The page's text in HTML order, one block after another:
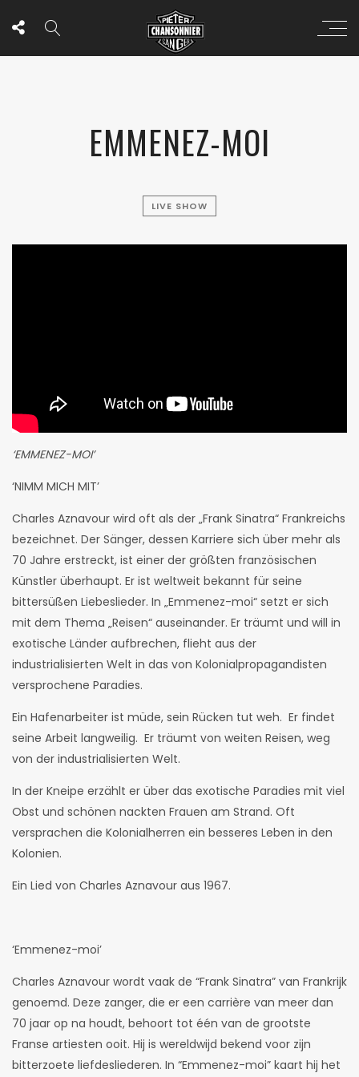
EMMENEZ-MOI
LIVE SHOW
‘EMMENEZ-MOI’
‘NIMM MICH MIT’
Charles Aznavour wird oft als der „Frank Sinatra“ Frankreichs
bezeichnet. Der Sänger, dessen Karriere sich über mehr als
70 Jahre erstreckt, ist einer der größten französischen
Künstler überhaupt. Er ist weltweit bekannt für seine
bittersüßen Liebeslieder. In „Emmenez-moi“ setzt er sich
mit dem Thema „Reisen“ auseinander. Er träumt und will in
exotische Länder aufbrechen, flieht aus der
industrialisierten Welt in das von Kolonialpropagandisten
versprochene Paradies.
Ein Hafenarbeiter ist müde, sein Rücken tut weh. Er findet
seine Arbeit langweilig. Er träumt von weiten Reisen, weg
von der industrialisierten Welt.
In der Kneipe erzählt er über das exotische Paradies mit viel
Obst und schönen nackten Frauen am Strand. Oft
versprachen die Kolonialherren ein besseres Leben in den
Kolonien.
Ein Lied von Charles Aznavour aus 1967.
‘Emmenez-moi’
Charles Aznavour wordt vaak de “Frank Sinatra” van Frankrijk
genoemd. Deze zanger, die er een carrière van meer dan
70 jaar op na houdt, behoort tot één van de grootste
Franse artiesten ooit. Hij is wereldwijd bekend voor zijn
bitterzoete liefdesliederen. In “Emmenez-moi” kaart hij het